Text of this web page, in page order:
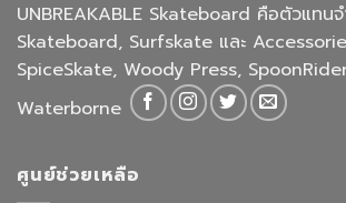
UNBREAKABLE Skateboard คือตัวแทน
Skateboard, Surfskate และ
SpiceSkate, Woody Press,
Waterborne
ศูนย์ช่วยเหลือ